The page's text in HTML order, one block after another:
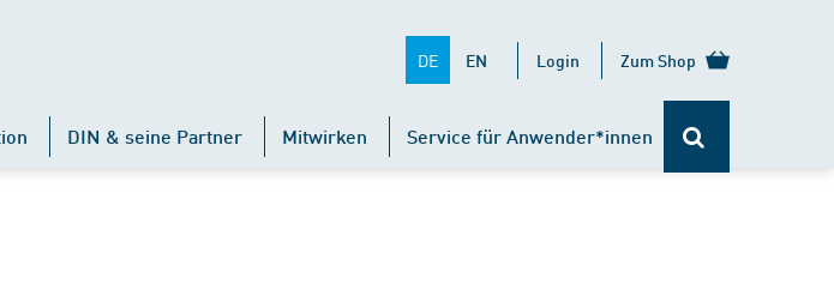
DE EN Login Zum Shop
DIN & seine Partner Mitwirken Service für Anwender*innen